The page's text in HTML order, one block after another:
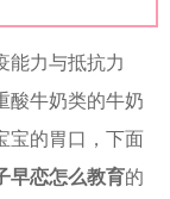
能力与抵抗力
酸牛奶类的牛奶
宝的胃口，下面
早恋怎么教育的